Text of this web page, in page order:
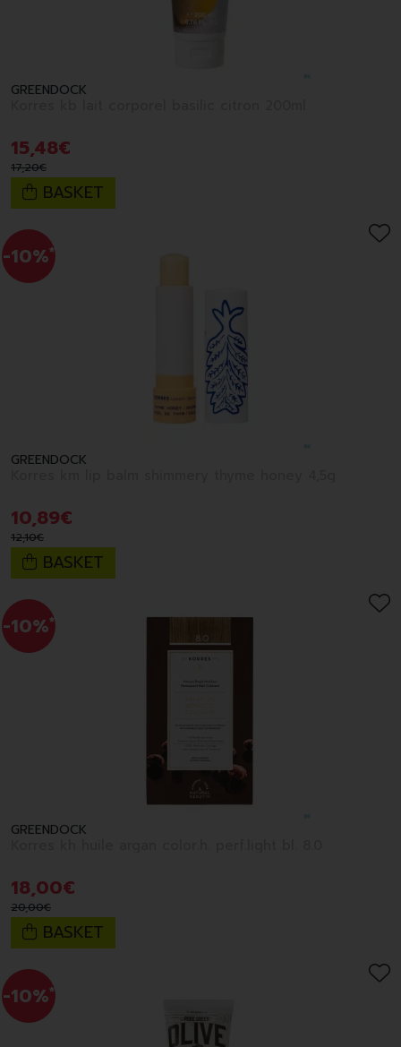
GREENDOCK
15,48€
17,20€
BASKET
-10%*
GREENDOCK
10,89€
12,10€
BASKET
-10%*
GREENDOCK
18,00€
20,00€
BASKET
-10%*